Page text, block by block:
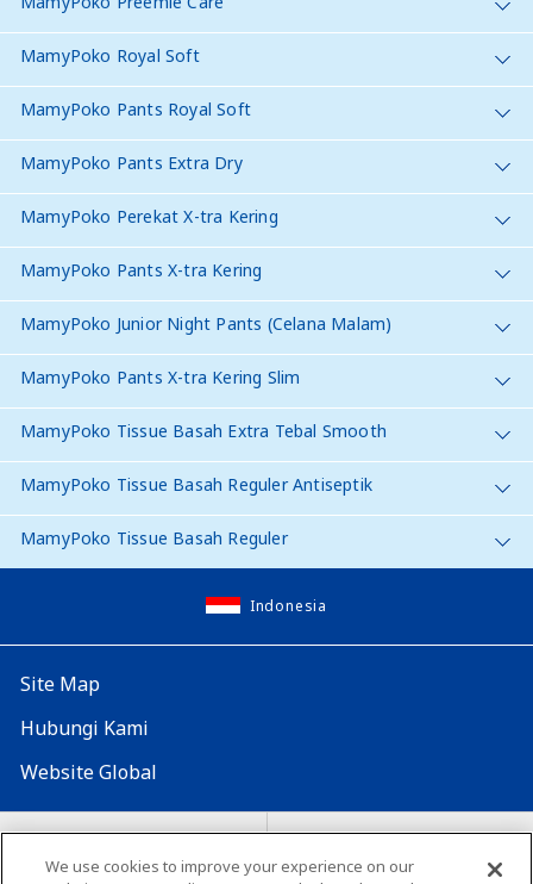
MamyPoko Royal Soft
MamyPoko Pants Royal Soft
MamyPoko Pants Extra Dry
MamyPoko Perekat X-tra Kering
MamyPoko Pants X-tra Kering
MamyPoko Junior Night Pants (Celana Malam)
MamyPoko Pants X-tra Kering Slim
MamyPoko Tissue Basah Extra Tebal Smooth
MamyPoko Tissue Basah Reguler Antiseptik
MamyPoko Tissue Basah Reguler
Indonesia
Site Map
Hubungi Kami
Website Global
Map Situs Lokasi seluruh dunia
We use cookies to improve your experience on our